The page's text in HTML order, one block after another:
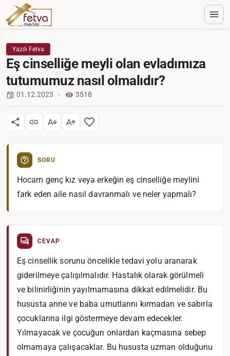
Yazılı Fetva
Eş cinselliğe meyli olan evladımıza
tutumumuz nasıl olmalıdır?
01.12.2023 3518
SORU
Hocam genç kız veya erkeğin eş cinselliğe meylini
fark eden aile nasıl davranmalı ve neler yapmalı?
CEVAP
Eş cinsellik sorunu öncelikle tedavi yolu aranarak
giderilmeye çalışılmalıdır. Hastalık olarak görülmeli
ve bilinirliğinin yayılmamasına dikkat edilmelidir. Bu
hususta anne ve baba umutlarını kırmadan ve sabırla
çocuklarına ilgi göstermeye devam edecekler.
Yılmayacak ve çocuğun onlardan kaçmasına sebep
olmamaya çalışacaklar. Bu hususta uzman olduğunu